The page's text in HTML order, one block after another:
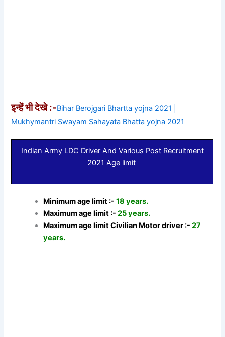
इन्हें भी देखे :-Bihar Berojgari Bhartta yojna 2021 |
Mukhymantri Swayam Sahayata Bhatta yojna 2021
Indian Army LDC Driver And Various Post Recruitment
2021 Age limit
Minimum age limit :-18 years.
Maximum age limit :-25 years.
Maximum age limit Civilian Motor driver :-27
years.